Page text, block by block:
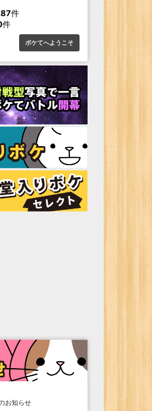
件
件
ボケてへようこそ
お知らせ